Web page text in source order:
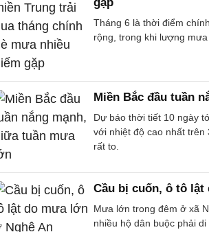
Tháng 6 là thời điểm
rộng, trong khi lượng
Miền Bắc đầu tuần
Dự báo thời tiết 10 ngày
với nhiệt độ cao nhất
rất to.
Cầu bị cuốn, ô tô
Mưa lớn trong đêm ở xã
nhiều hộ dân buộc phải